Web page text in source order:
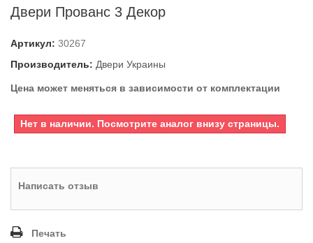
Двери Прованс 3 Декор
Артикул: 30267
Производитель: Двери Украины
Цена может меняться в зависимости от комплектации
Нет в наличии. Посмотрите аналог внизу страницы.
Написать отзыв
Печать